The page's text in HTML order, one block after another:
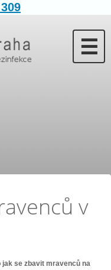
☰
v
se zbavit mravenců na